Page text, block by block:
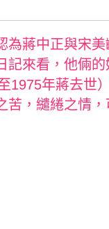
為蔣中正與宋
記來看，他倆
1975年蔣去
苦，繾綣之情